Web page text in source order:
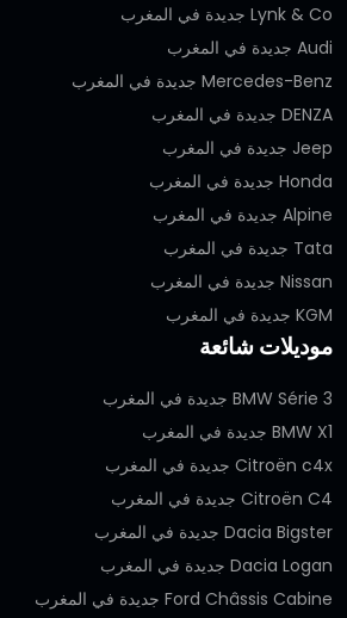
Lynk & Co جديدة في المغرب
Audi جديدة في المغرب
Mercedes-Benz جديدة في المغرب
DENZA جديدة في المغرب
Jeep جديدة في المغرب
Honda جديدة في المغرب
Alpine جديدة في المغرب
Tata جديدة في المغرب
Nissan جديدة في المغرب
KGM جديدة في المغرب
موديلات شائعة
BMW Série 3 جديدة في المغرب
BMW X1 جديدة في المغرب
Citroën c4x جديدة في المغرب
Citroën C4 جديدة في المغرب
Dacia Bigster جديدة في المغرب
Dacia Logan جديدة في المغرب
Ford Châssis Cabine جديدة في المغرب